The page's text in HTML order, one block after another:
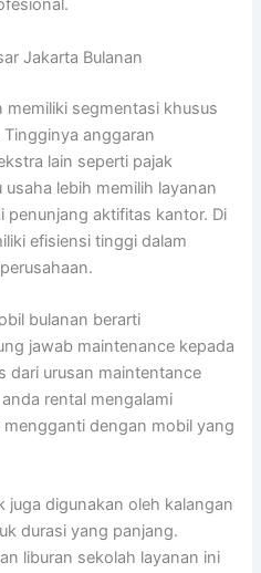
Jakarta Bulanan
memiliki segmentasi khusus
anggaran
lain seperti pajak
lebih memilih layanan
penunjang aktifitas kantor. Di
efisiensi tinggi dalam
bulanan berarti
jawab maintenance kepada
dari urusan maintentance
rental mengalami
dengan mobil yang
juga digunakan oleh kalangan
durasi yang panjang.
liburan sekolah layanan ini